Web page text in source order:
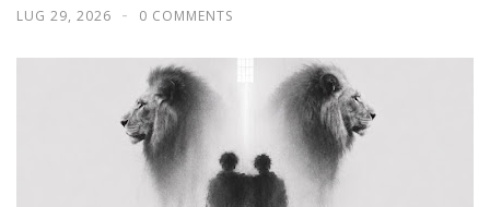
LUG 29, 2026 0 COMMENTS